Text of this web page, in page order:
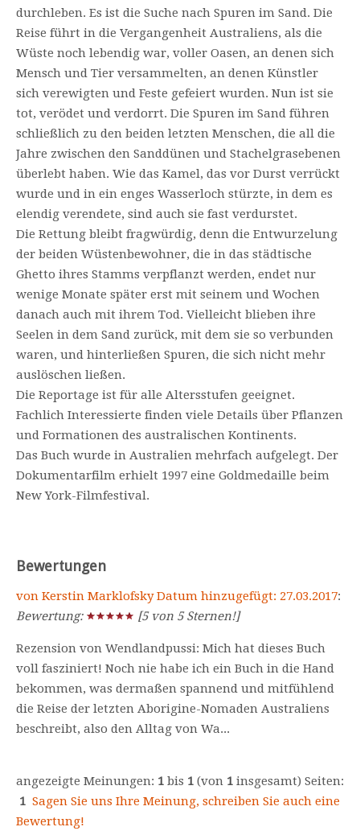
durchleben. Es ist die Suche nach Spuren im Sand. Die
Reise führt in die Vergangenheit Australiens, als die
Wüste noch lebendig war, voller Oasen, an denen sich
Mensch und Tier versammelten, an denen Künstler
sich verewigten und Feste gefeiert wurden. Nun ist sie
tot, verödet und verdorrt. Die Spuren im Sand führen
schließlich zu den beiden letzten Menschen, die all die
Jahre zwischen den Sanddünen und Stachelgrasebenen
überlebt haben. Wie das Kamel, das vor Durst verrückt
wurde und in ein enges Wasserloch stürzte, in dem es
elendig verendete, sind auch sie fast verdurstet.
Die Rettung bleibt fragwürdig, denn die Entwurzelung
der beiden Wüstenbewohner, die in das städtische
Ghetto ihres Stamms verpflanzt werden, endet nur
wenige Monate später erst mit seinem und Wochen
danach auch mit ihrem Tod. Vielleicht blieben ihre
Seelen in dem Sand zurück, mit dem sie so verbunden
waren, und hinterließen Spuren, die sich nicht mehr
auslöschen ließen.
Die Reportage ist für alle Altersstufen geeignet.
Fachlich Interessierte finden viele Details über Pflanzen
und Formationen des australischen Kontinents.
Das Buch wurde in Australien mehrfach aufgelegt. Der
Dokumentarfilm erhielt 1997 eine Goldmedaille beim
New York-Filmfestival.
Bewertungen
von Kerstin Marklofsky Datum hinzugefügt: 27.03.2017:
Bewertung:
[5 von 5 Sternen!]
Rezension von Wendlandpussi: Mich hat dieses Buch
voll fasziniert! Noch nie habe ich ein Buch in die Hand
bekommen, was dermaßen spannend und mitfühlend
die Reise der letzten Aborigine-Nomaden Australiens
beschreibt, also den Alltag von Wa...
angezeigte Meinungen: 1 bis 1 (von 1 insgesamt) Seiten:
1 Sagen Sie uns Ihre Meinung, schreiben Sie auch eine
Bewertung!